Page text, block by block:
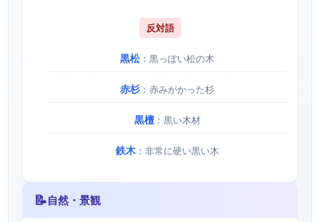
反対語
黒松：黒っぽい松の木
赤杉 ：赤みがかった杉
黒檀：黒い木材
鉄木：非常に硬い黒い木
📝自然・景観